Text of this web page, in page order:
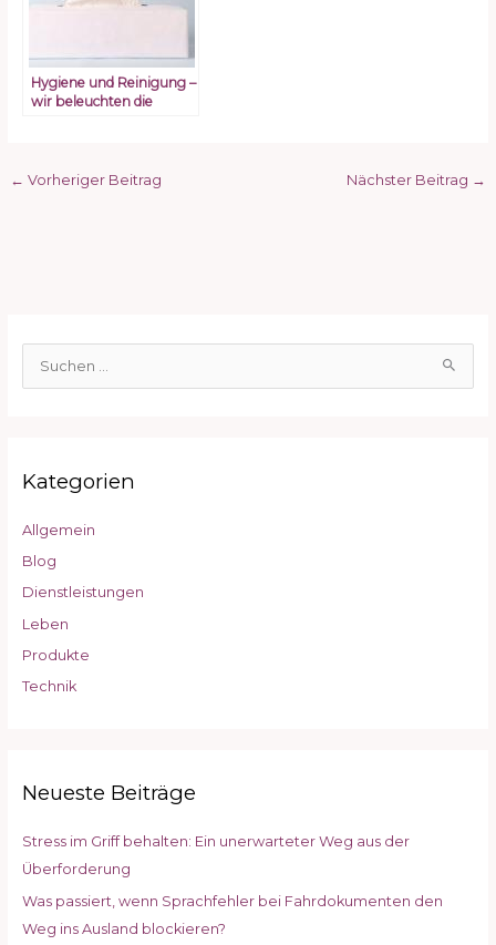
Hygiene und Reinigung –
wir beleuchten die
← Vorheriger Beitrag Nächster Beitrag →
e
n
a
c
h
:
Kategorien
Allgemein
Blog
Dienstleistungen
Leben
Produkte
Technik
Neueste Beiträge
Stress im Griff behalten: Ein unerwarteter Weg aus der
Überforderung
Was passiert, wenn Sprachfehler bei Fahrdokumenten den
Weg ins Ausland blockieren?